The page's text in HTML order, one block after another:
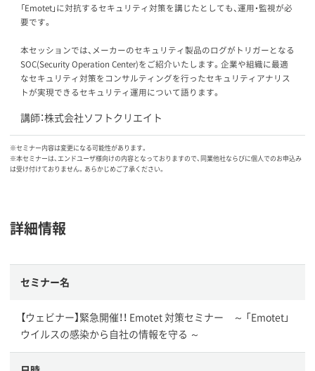
「Emotet」に対抗するセキュリティ対策を講じたとしても、運用・監視が必
要です。
本セッションでは、メーカーのセキュリティ製品のログがトリガーとなる
SOC(Security Operation Center)をご紹介いたします。企業や組織に最適
なセキュリティ対策をコンサルティングを行ったセキュリティアナリス
トが実現できるセキュリティ運用について語ります。
講師：株式会社ソフトクリエイト
※セミナー内容は変更になる可能性があります。
※本セミナーは、エンドユーザ様向けの内容となっておりますので、同業他社ならびに個人でのお申込み
は受け付けておりません。あらかじめご了承ください。
詳細情報
セミナー名
【ウェビナー】緊急開催！！ Emotet 対策セミナー ～ 「Emotet」
ウイルスの感染から自社の情報を守る ～